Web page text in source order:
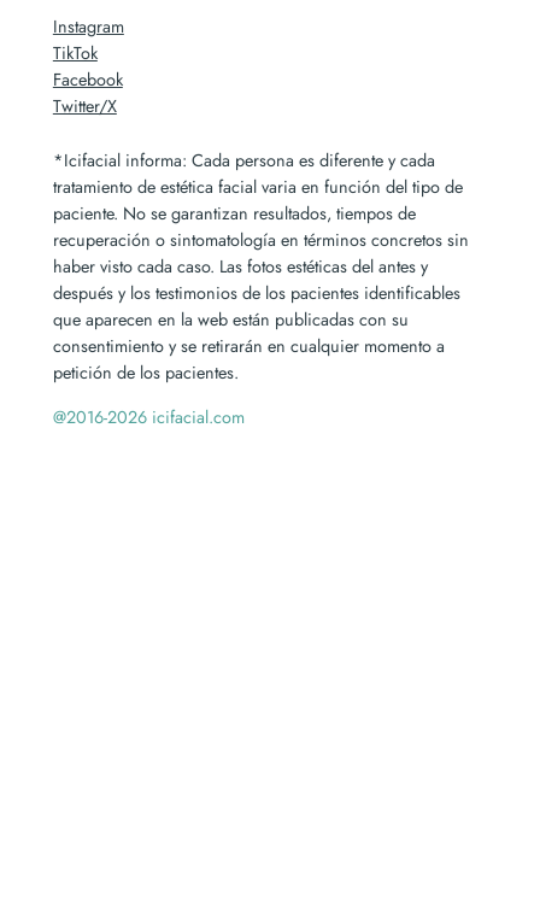
Instagram
TikTok
Facebook
Twitter/X
*Icifacial informa: Cada persona es diferente y cada
tratamiento de estética facial varia en función del tipo de
paciente. No se garantizan resultados, tiempos de
recuperación o sintomatología en términos concretos sin
haber visto cada caso. Las fotos estéticas del antes y
después y los testimonios de los pacientes identificables
que aparecen en la web están publicadas con su
consentimiento y se retirarán en cualquier momento a
petición de los pacientes.
@2016-2026 icifacial.com